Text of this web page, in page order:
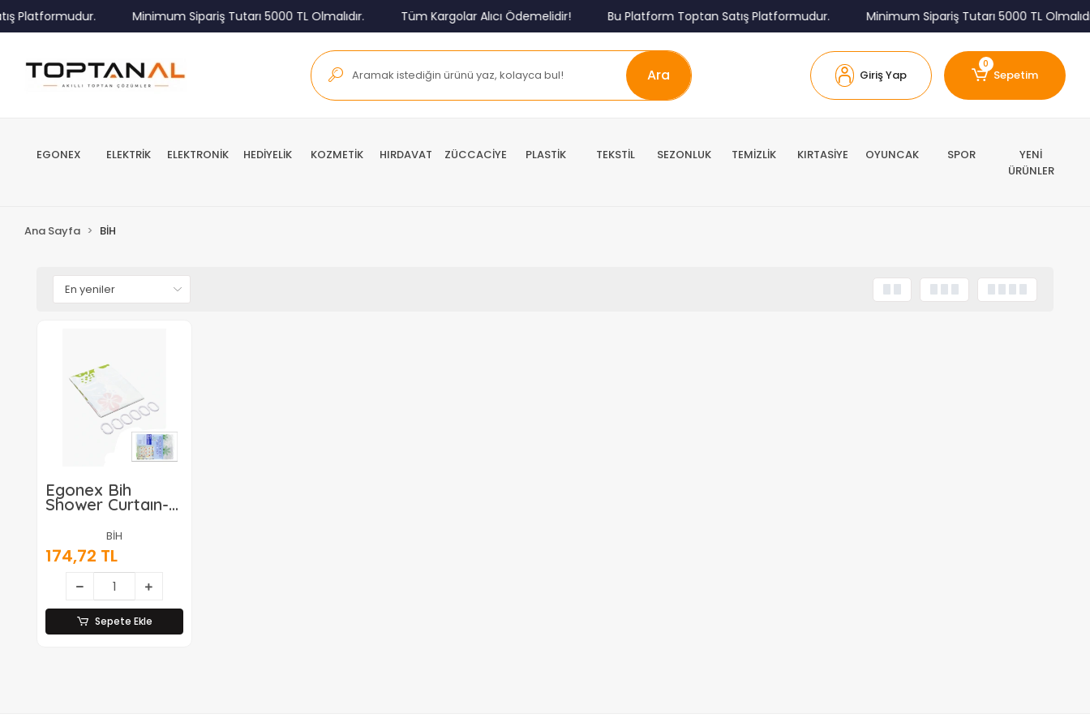
Platformudur. Minimum Sipariş Tutarı 5000 TL Olmalıdır. Tüm Kargolar Alıcı Ödemelidir! Bu Platform Toptan Satış Platformudur. Minimum Sipariş Tutarı 5000 TL
Ara Giriş Yap
0
Sepetim
EGONEX ELEKTRİK ELEKTRONİK HEDİYELİK KOZMETİK HIRDAVAT ZÜCCACİYE PLASTİK TEKSTİL SEZONLUK TEMİZLİK KIRTASİYE OYUNCAK SPOR
YENİ
ÜRÜNLER
Ana Sayfa BİH
Egonex Bih
Shower Curtaın-
( Çif Kanat ) Pvc
Banyo Duş
Perdesi ( 2 Pcs X
90x180cm & 12
Halkalı )*144
BİH
174,72 TL
Sepete Ekle